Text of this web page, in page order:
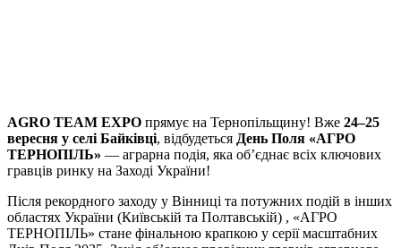
Link
Print
AGRO TEAM EXPO прямує на Тернопільщину! Вже 24–25
вересня у селі Байківці, відбудеться День Поля «АГРО
ТЕРНОПІЛЬ» — аграрна подія, яка об’єднає всіх ключових
гравців ринку на Заході України!
Після рекордного заходу у Вінниці та потужних подій в інших
областях України (Київській та Полтавській) , «АГРО
ТЕРНОПІЛЬ» стане фінальною крапкою у серії масштабних